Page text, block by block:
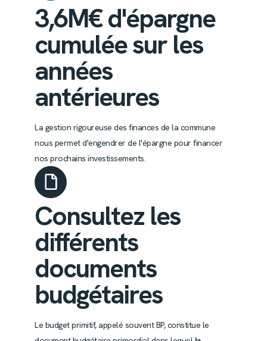
3,6M€ d'épargne
cumulée sur les
années
antérieures
La gestion rigoureuse des finances de la commune
nous permet d'engendrer de l'épargne pour financer
nos prochains investissements.
Consultez les
différents
documents
budgétaires
Le budget primitif, appelé souvent BP, constitue le